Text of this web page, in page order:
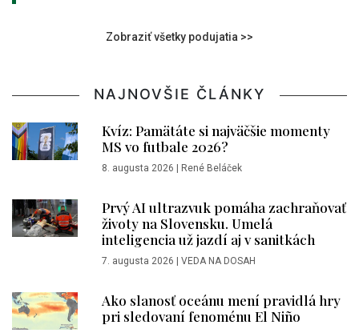
Zobraziť všetky podujatia >>
NAJNOVŠIE ČLÁNKY
Kvíz: Pamätáte si najväčšie momenty
MS vo futbale 2026?
8. augusta 2026 René Beláček
Prvý AI ultrazvuk pomáha zachraňovať
životy na Slovensku. Umelá
inteligencia už jazdí aj v sanitkách
7. augusta 2026 VEDA NA DOSAH
Ako slanosť oceánu mení pravidlá hry
pri sledovaní fenoménu El Niño